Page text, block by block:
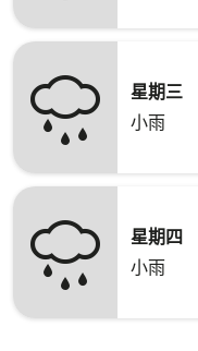
星期三
小雨
星期四
小雨